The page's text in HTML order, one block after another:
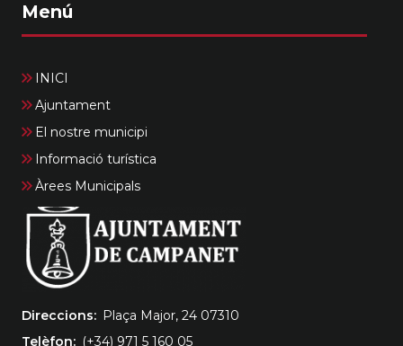
Menú
INICI
Ajuntament
El nostre municipi
Informació turística
Àrees Municipals
Direccions
Plaça Major, 24 07310
Telèfon
(+34) 971 5 160 05